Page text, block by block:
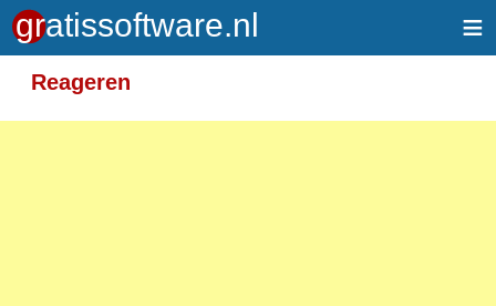
≡
Reageren